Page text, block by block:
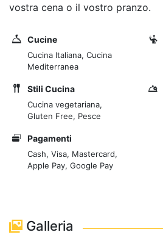
vostra cena o il vostro pranzo.
Cucine
Cucina Italiana, Cucina
Mediterranea
Stili Cucina
Cucina vegetariana,
Gluten Free, Pesce
Pagamenti
Cash, Visa, Mastercard,
Apple Pay, Google Pay
Galleria